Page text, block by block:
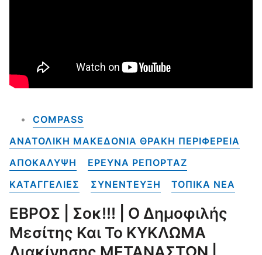
COMPASS
ΑΝΑΤΟΛΙΚΗ ΜΑΚΕΔΟΝΙΑ ΘΡΑΚΗ ΠΕΡΙΦΕΡΕΙΑ
ΑΠΟΚΑΛΥΨΗ
ΕΡΕΥΝΑ ΡΕΠΟΡΤΑΖ
ΚΑΤΑΓΓΕΛΙΕΣ
ΣΥΝΕΝΤΕΥΞΗ ΤΟΠΙΚΑ NEA
ΕΒΡΟΣ | Σοκ!!! | Ο Δημοφιλής
Μεσίτης Και Το ΚΥΚΛΩΜΑ